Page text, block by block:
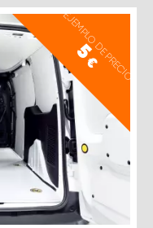
EJEMPLO DE PRECIO
5
€